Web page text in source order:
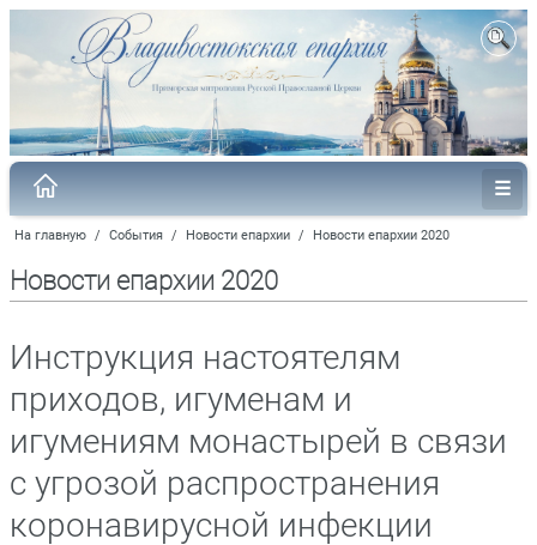
На главную / События / Новости епархии / Новости епархии 2020
Новости епархии 2020
Инструкция настоятелям
приходов, игуменам и
игумениям монастырей в связи
с угрозой распространения
коронавирусной инфекции